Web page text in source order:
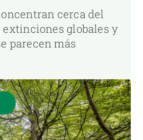
cerca del
extinciones globales y
parecen más